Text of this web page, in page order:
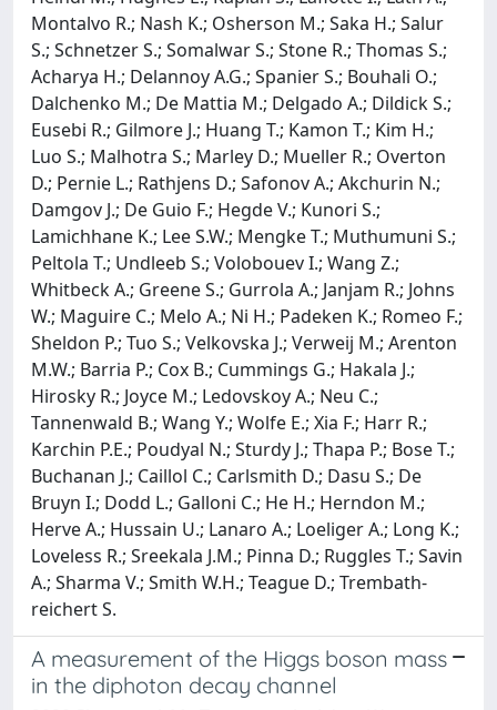
A measurement of the Higgs boson mass
in the diphoton decay channel